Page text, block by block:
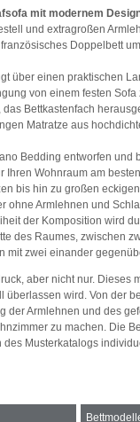
mit modernem
und extragroßen
Doppelbett
über einen praktischen
von einem festen
Bettkastenfach
Matratze aus
Bedding entworfen
Ihren Wohnraum am
bis hin zu großen
ohne Armlehnen und
der Komposition wird
des Raumes, zwischen
mit zwei einander
aber nicht nur. Dieses
überlassen wird. Von der
der Armlehnen und des
zu machen. Die
Musterkatalogs